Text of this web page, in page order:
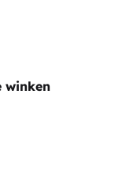
winken